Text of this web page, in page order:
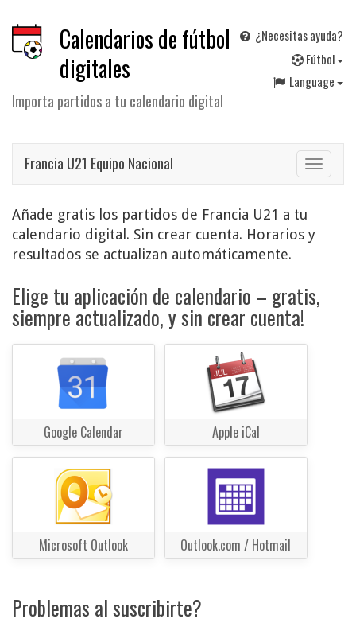
Calendarios de fútbol
digitales
Importa partidos a tu calendario digital
¿Necesitas ayuda?
Fútbol
Language
Toggle
Francia U21 Equipo Nacional
Añade gratis los partidos de Francia U21 a tu
calendario digital. Sin crear cuenta. Horarios y
resultados se actualizan automáticamente.
Elige tu aplicación de calendario – gratis,
siempre actualizado, y sin crear cuenta!
Google Calendar Apple iCal
Microsoft Outlook Outlook.com / Hotmail
Problemas al suscribirte?